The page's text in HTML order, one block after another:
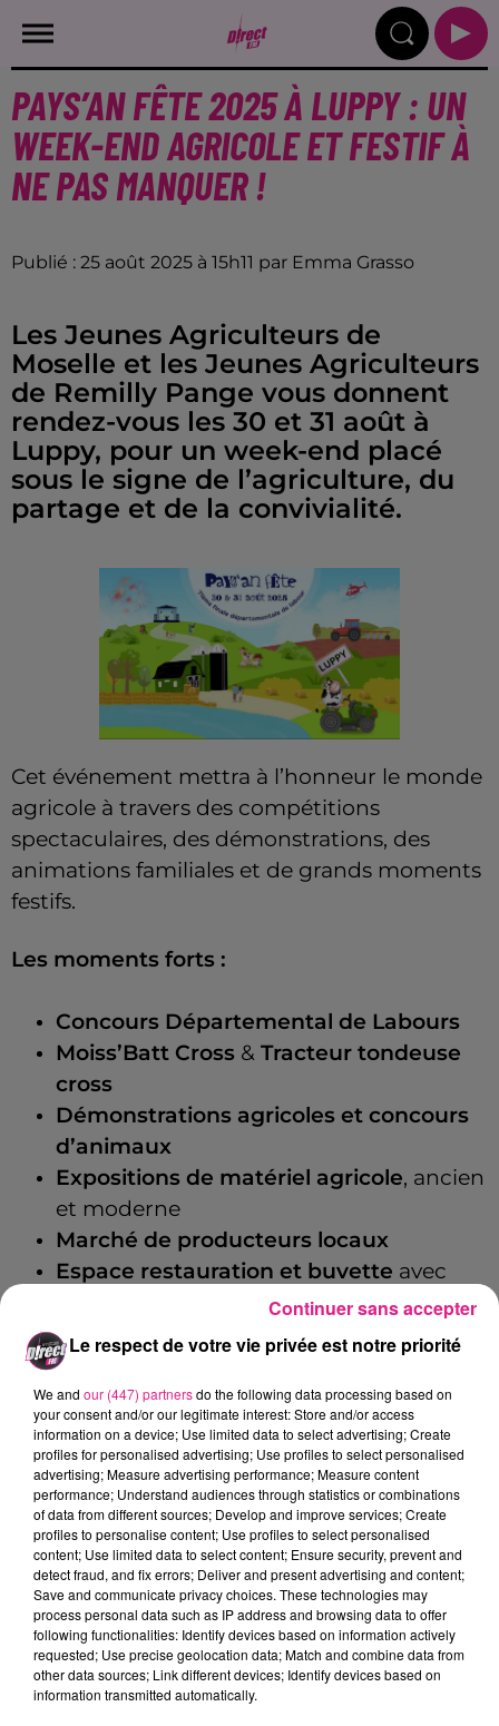
PAYS’AN FÊTE 2025 À LUPPY : UN
WEEK-END AGRICOLE ET FESTIF À
NE PAS MANQUER !
Publié : 25 août 2025 à 15h11 par Emma Grasso
Les Jeunes Agriculteurs de
Moselle et les Jeunes Agriculteurs
de Remilly Pange vous donnent
rendez-vous les 30 et 31 août à
Luppy, pour un week-end placé
sous le signe de l’agriculture, du
partage et de la convivialité.
Cet événement mettra à l’honneur le monde
agricole à travers des compétitions
spectaculaires, des démonstrations, des
animations familiales et de grands moments
festifs.
Les moments forts :
Concours Départemental de Labours
Moiss’Batt Cross & Tracteur tondeuse
cross
Démonstrations agricoles et concours
d’animaux
Expositions de matériel agricole, ancien
et moderne
Marché de producteurs locaux
Espace restauration et buvette avec
Baptêmes en tracteurs
Animations pour enfants
balades à poney, calèche, structures
gonflables et bien plus encore !
Concert proposé par D!RECT FM, suivi
dufeu d’artificele samedi soir
Aline Charpentier, présidente du comité
d’organisation, nous présente PAYS’AN FÊTE :
Le respect de votre vie privée est notre priorité
We and our (447) partnersdo the following data processing based on
your consent and/or our legitimate interest: Store and/or access
information on a device; Use limited data to select advertising; Create
profiles for personalised advertising; Use profiles to select personalised
advertising; Measure advertising performance; Measure content
performance; Understand audiences through statistics or combinations
of data from different sources; Develop and improve services; Create
profiles to personalise content; Use profiles to select personalised
content; Use limited data to select content; Ensure security, prevent and
detect fraud, and fix errors; Deliver and present advertising and content;
Save and communicate privacy choices. These technologies may
process personal data such as IP address and browsing data to offer
following functionalities: Identify devices based on information actively
requested; Use precise geolocation data; Match and combine data from
other data sources; Link different devices; Identify devices based on
information transmitted automatically.
Continuer sans accepter